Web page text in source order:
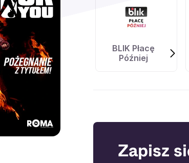
BLIK Płacę
Później
Zapisz